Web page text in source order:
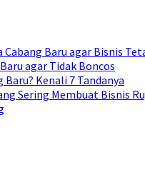
Baru agar Bisnis
agar Tidak Boncos
Kenali 7 Tandanya
Sering Membuat Bisnis